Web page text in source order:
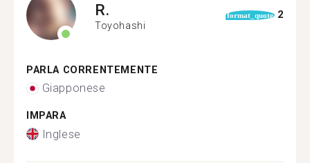
R.
Toyohashi
format_quote 2
PARLA CORRENTEMENTE
Giapponese
IMPARA
Inglese